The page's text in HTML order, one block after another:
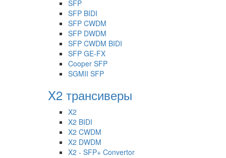
SFP
SFP BIDI
SFP CWDM
SFP DWDM
SFP CWDM BIDI
SFP GE-FX
Cooper SFP
SGMII SFP
X2 трансиверы
X2
X2 BIDI
X2 CWDM
X2 DWDM
X2 - SFP+ Convertor